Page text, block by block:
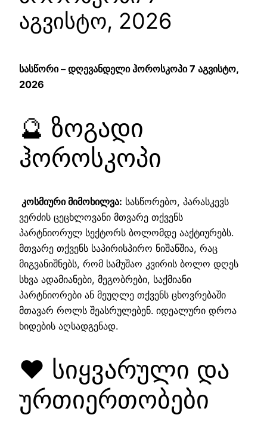
აგვისტო, 2026
სასწორი – დღევანდელი ჰოროსკოპი 7 აგვისტო,
2026
🔮 ზოგადი
ჰოროსკოპი
კოსმიური მიმოხილვა: სასწორებო, პარასკევს
ვერძის ცეცხლოვანი მთვარე თქვენს
პარტნიორულ სექტორს ბოლომდე ააქტიურებს.
მთვარე თქვენს საპირისპირო ნიშანშია, რაც
მიგვანიშნებს, რომ სამუშაო კვირის ბოლო დღეს
სხვა ადამიანები, მეგობრები, საქმიანი
პარტნიორები ან მეუღლე თქვენს ცხოვრებაში
მთავარ როლს შეასრულებენ. იდეალური დროა
ხიდების აღსადგენად.
❤️ სიყვარული და
ურთიერთობები